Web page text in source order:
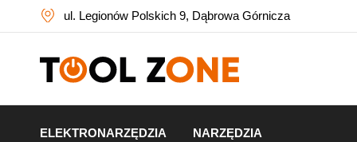
ul. Legionów Polskich 9, Dąbrowa Górnicza
ELEKTRONARZĘDZIA
NARZĘDZIA